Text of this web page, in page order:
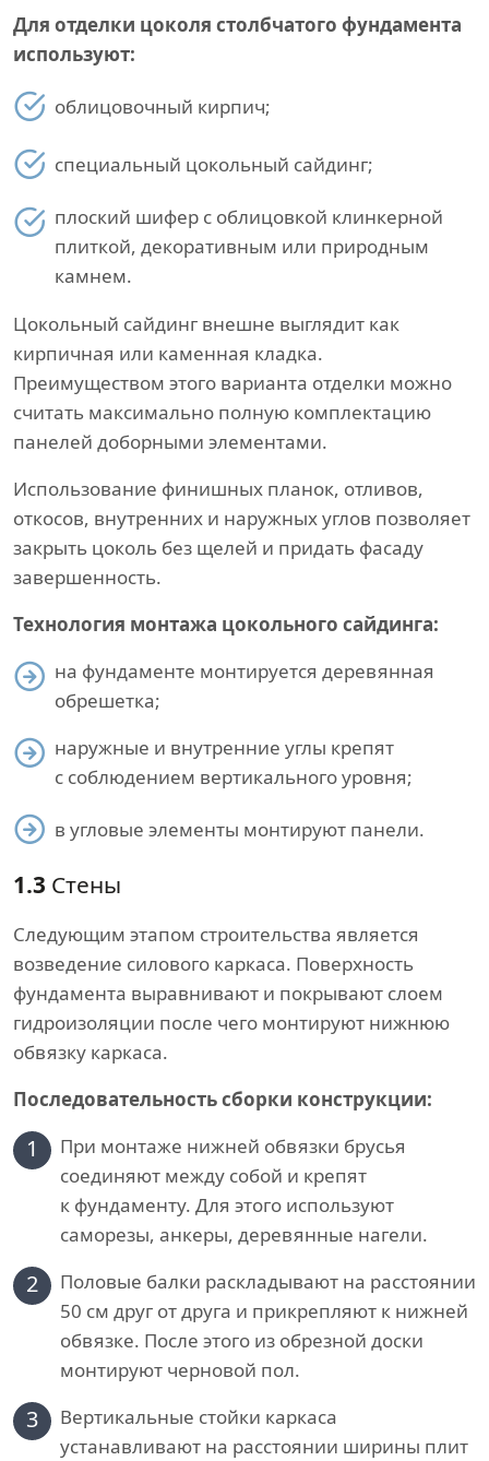
Для отделки цоколя столбчатого фундамента
используют:
облицовочный кирпич;
специальный цокольный сайдинг;
плоский шифер с облицовкой клинкерной
плиткой, декоративным или природным
камнем.
Цокольный сайдинг внешне выглядит как
кирпичная или каменная кладка.
Преимуществом этого варианта отделки можно
считать максимально полную комплектацию
панелей доборными элементами.
Использование финишных планок, отливов,
откосов, внутренних и наружных углов позволяет
закрыть цоколь без щелей и придать фасаду
завершенность.
Технология монтажа цокольного сайдинга:
на фундаменте монтируется деревянная
обрешетка;
наружные и внутренние углы крепят
с соблюдением вертикального уровня;
в угловые элементы монтируют панели.
1.3 Стены
Следующим этапом строительства является
возведение силового каркаса. Поверхность
фундамента выравнивают и покрывают слоем
гидроизоляции после чего монтируют нижнюю
обвязку каркаса.
Последовательность сборки конструкции:
1
При монтаже нижней обвязки брусья
соединяют между собой и крепят
к фундаменту. Для этого используют
саморезы, анкеры, деревянные нагели.
2
Половые балки раскладывают на расстоянии
50 см друг от друга и прикрепляют к нижней
обвязке. После этого из обрезной доски
монтируют черновой пол.
3
Вертикальные стойки каркаса
устанавливают на расстоянии ширины плит